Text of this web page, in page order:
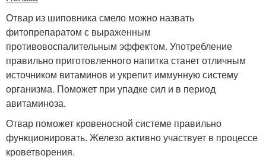
Отвар из шиповника смело можно назвать
фитопрепаратом с выраженным
противовоспалительным эффектом. Употребление
правильно приготовленного напитка станет отличным
источником витаминов и укрепит иммунную систему
организма. Поможет при упадке сил и в период
авитаминоза.
Отвар поможет кровеносной системе правильно
функционировать. Железо активно участвует в процессе
кроветворения.